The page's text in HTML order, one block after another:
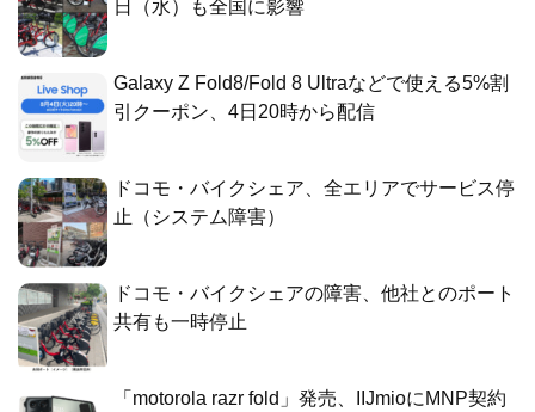
日（水）も全国に影響
Galaxy Z Fold8/Fold 8 Ultraなどで使える5%割
引クーポン、4日20時から配信
ドコモ・バイクシェア、全エリアでサービス停
止（システム障害）
ドコモ・バイクシェアの障害、他社とのポート
共有も一時停止
「motorola razr fold」発売、IIJmioにMNP契約